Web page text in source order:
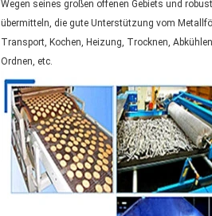
Wegen seines großen offenen Gebiets und
übermitteln, die gute Unterstützung vom
Transport, Kochen, Heizung, Trocknen,
Ordnen, etc.